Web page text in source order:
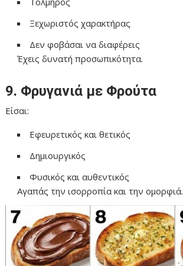
Ξεχωριστός χαρακτήρας
Δεν φοβάσαι να διαφέρεις
Έχεις δυνατή προσωπικότητα.
9. Φρυγανιά με Φρούτα
Είσαι:
Εφευρετικός και θετικός
Δημιουργικός
Φυσικός και αυθεντικός
Αγαπάς την ισορροπία και την ομορφιά.